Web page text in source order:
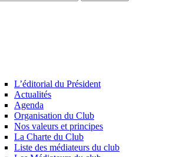
L’éditorial du Président
Actualités
Agenda
Organisation du Club
Nos valeurs et principes
La Charte du Club
Liste des médiateurs du club